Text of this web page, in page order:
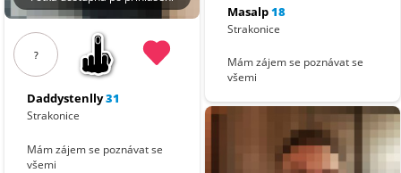
?
Daddystenlly31
Strakonice
Mám zájem se poznávat se
všemi
Masalp18
Strakonice
Mám zájem se poznávat se
všemi